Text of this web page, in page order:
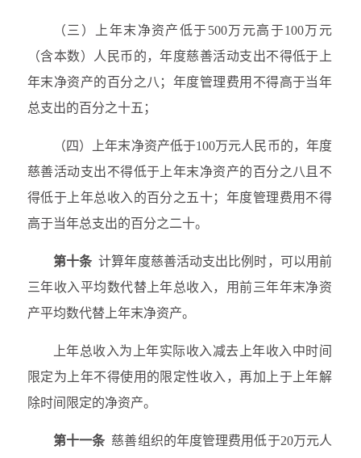
（三）上年末净资产低于500万元高于100万元
（含本数）人民币的，年度慈善活动支出不得低于上
年末净资产的百分之八；年度管理费用不得高于当年
总支出的百分之十五；
（四）上年末净资产低于100万元人民币的，年度
慈善活动支出不得低于上年末净资产的百分之八且不
得低于上年总收入的百分之五十；年度管理费用不得
高于当年总支出的百分之二十。
第十条 计算年度慈善活动支出比例时，可以用前
三年收入平均数代替上年总收入，用前三年年末净资
产平均数代替上年末净资产。
上年总收入为上年实际收入减去上年收入中时间
限定为上年不得使用的限定性收入，再加上于上年解
除时间限定的净资产。
第十一条 慈善组织的年度管理费用低于20万元人